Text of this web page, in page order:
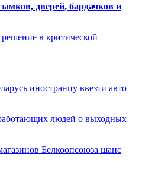
дверей, бардачков и
в критической
иностранцу ввезти авто
людей о выходных
Белкоопсоюза шанс